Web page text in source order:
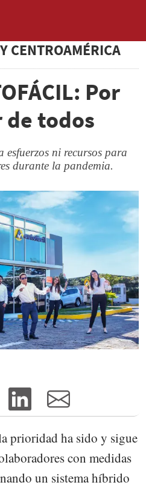
CENTROAMÉRICA
Por
todos
ni recursos para
durante la pandemia.
prioridad ha sido y sigue
con medidas
un sistema híbrido